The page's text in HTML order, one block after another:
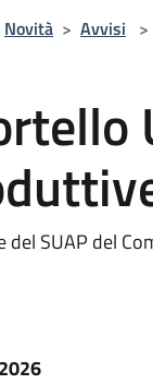
Novità > Avvisi >
del SUAP del